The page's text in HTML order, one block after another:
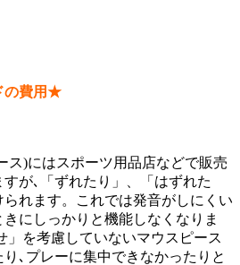
の費用★
ス)にはスポーツ用品店などで販売
が､「ずれたり」、「はずれた
れます。これでは発音がしにくい
にしっかりと機能しなくなりま
」を考慮していないマウスピース
､プレーに集中できなかったりと